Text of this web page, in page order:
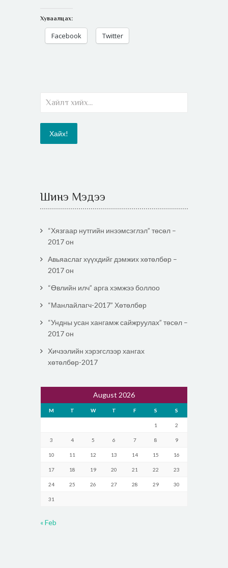
Хуваалцах:
Facebook Twitter
Шинэ Мэдээ
“Хязгаар нутгийн инээмсэглэл” төсөл –
2017 он
Авьяаслаг хүүхдийг дэмжих хөтөлбөр –
2017 он
“Өвлийн илч” арга хэмжээ боллоо
“Манлайлагч-2017” Хөтөлбөр
“Ундны усан хангамж сайжруулах” төсөл –
2017 он
Хичээлийн хэрэгслээр хангах
хөтөлбөр-2017
August 2026
M T W T F S S
1 2
3 4 5 6 7 8 9
10 11 12 13 14 15 16
17 18 19 20 21 22 23
24 25 26 27 28 29 30
31
« Feb